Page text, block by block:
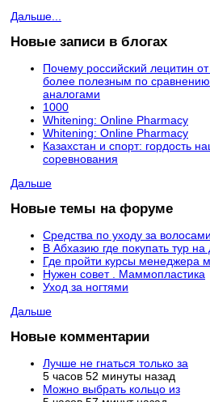
Дальше...
Новые записи в блогах
Почему российский лецитин
более полезным по
аналогами
1000
Whitening: Online Pharmacy
Whitening: Online Pharmacy
Казахстан и спорт: гордость
соревнования
Дальше
Новые темы на форуме
Средства по уходу за
В Абхазию где покупать тур
Где пройти курсы менеджера
Нужен совет . Маммопластика
Уход за ногтями
Дальше
Новые комментарии
Лучше не гнаться только за
5 часов 52 минуты назад
Можно выбрать кольцо из